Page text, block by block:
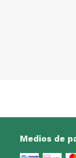
Medios de